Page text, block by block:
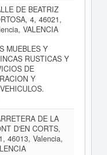
DE BEATRIZ
4, 46021,
VALENCIA
MUEBLES Y
RUSTICAS Y
DE
Y
DE LA
D'EN CORTS,
46013, Valencia,